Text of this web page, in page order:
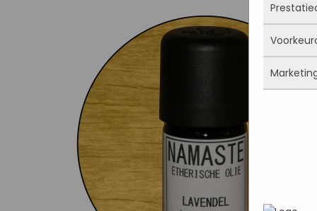
Deze
actief
iets
Je kunt
maar
Met
deze
uw
Deze
heen
wordt